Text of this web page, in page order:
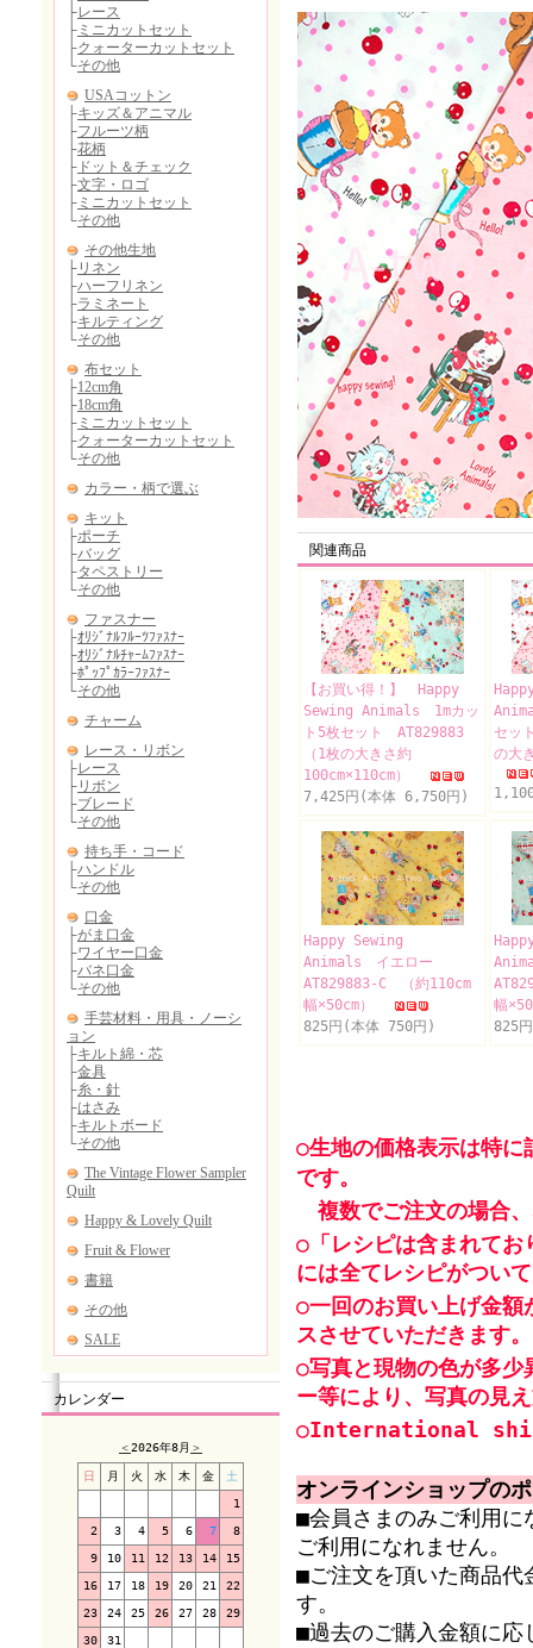
カレンダー
＜2026年8月 ＞
日 月 火 水 木 金 土
1
2 3 4 5 6 7 8
9 10 11 12 13 14 15
16 17 18 19 20 21 22
23 24 25 26 27 28 29
30 31
関連商品
【お買い得！】 Happy
Sewing Animals 1mカッ
ト5枚セット AT829883
（1枚の大きさ約
100cm×110cm）
7,425円(本体 6,750円)
セッ
の大
Happy Sewing
Animals イエロー
AT829883-C （約110cm
幅×50cm）
825円(本体 750円)
幅
825
○生地の価格表示は特に
です。
複数でご注文の場合
○「レシピは含まれてお
には全てレシピがつい
○一回のお買い上げ金
スさせていただきます。
○写真と現物の色が多少
ー等により、写真の見
○International
オンラインショップの
■会員さまのみご利用に
ご利用になれません。
■ご注文を頂いた商品代
す。
■過去のご購入金額に応